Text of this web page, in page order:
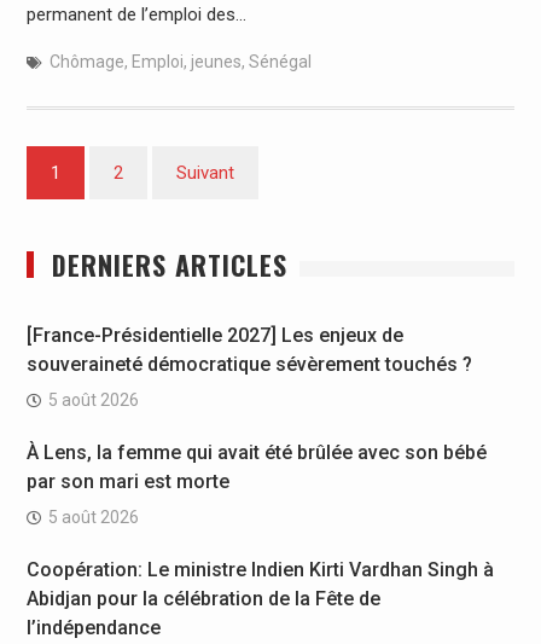
permanent de l’emploi des…
Chômage, Emploi, jeunes, Sénégal
Pagination
des
1 2 Suivant
DERNIERS ARTICLES
[France-Présidentielle 2027] Les enjeux de
souveraineté démocratique sévèrement touchés ?
5 août 2026
À Lens, la femme qui avait été brûlée avec son bébé
par son mari est morte
5 août 2026
Coopération: Le ministre Indien Kirti Vardhan Singh à
Abidjan pour la célébration de la Fête de
l’indépendance